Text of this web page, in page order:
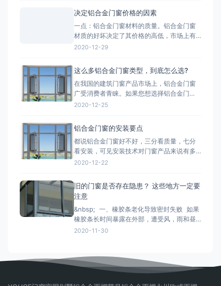
路”战略，让断桥铝门窗行业搭建了一个很好
的平台，而“一带一路”战略沿线覆盖了65个
国家，占全球
决定铝合金门窗价格的因素
一点：铝合金门窗材料的质量。铝合金门窗
材质的好坏决定了其价格的高低，市场上有
两种铝，一种是纯铝，用这种为主材的材质
杂质少、耐腐蚀性和抗氧化性强。 第二点：
铝合金门窗价格也取决于生产工艺。生产工
艺的推行，必须有良好的生
2020-12-29
这么多铝合金门窗类型，到底怎么选?
在我国的建筑门窗产品市场上，铝合金门窗
广受消费者青睐。如果您想选择铝合金门
窗，最好先了解一下铝合金门窗开启形式、
会影响您日后几十年的生活品质。 市面上的
门窗除了常见的木质材料加工制作而成的木
质门窗以外，更为常见的是类似下文
2020-12-25
铝合金门窗的安装要点
都说铝合金门窗好不好，三分看质量，七分
看安装，可见安装技术对门窗产品来说有多
重要。下面小编来和大家简单说一下铝合金
定，门窗调整至横平竖直，再将衔接件与墙
体固定，固定办法按规划要求。固定结实后
即可拔去木楔。在门窗框与墙
2020-12-22
旧的门窗是否存在隐患？ 这些地方一定要
注意
&nbsp; 一、橡胶条老化导致密封失败 如果
橡胶条长时间暴露在外部，遭受风，雨和昼
夜温差的影响，劣质的密封条很容易老化并
金配件的重要活动部件通常是304不锈钢。
如果旧的门窗五金使用201不锈钢
2020-11-30